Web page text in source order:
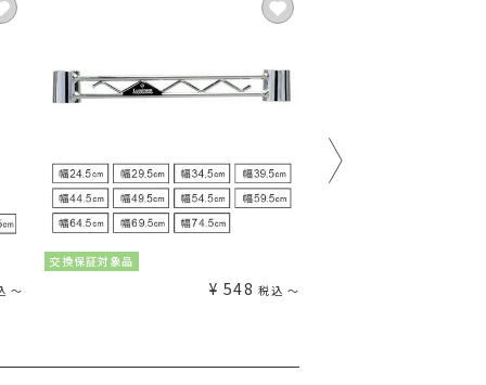
〜
交換保証対象品
¥ 548 税込 〜